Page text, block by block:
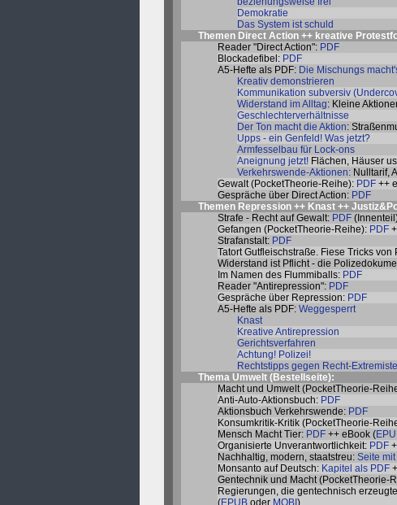
Demokratie
Das System ist schuld
Themen Direct Action ++ kreative
Reader "Direct Action": PDF
Blockadefibel: PDF
A5-Hefte als PDF: Die Mischungs
Kreativ demonstrieren
Kommunikation subversiv
Widerstand im Alltag: Kleine
Geschlechterverhältnisse
Der Ton macht die Aktion:
Upps - ein Genfeld! Was jetzt?
Armfesselbau für Lock-ons
Aneignung jetzt! Flächen, Häuser
Verkehrswende-Aktionen: Nulltarif,
Gewalt (PocketTheorie-Reihe): PDF ++
Gespräche über Direct Action: PDF
Themen Repression ++ Knast ++
Strafe - Recht auf Gewalt: PDF
Gefangen (PocketTheorie-Reihe): PDF
Strafanstalt: PDF
Tatort Gutfleischstraße. Fiese Tricks von
Widerstand ist Pflicht - die
Im Namen des Flummiballs: PDF
Reader "Antirepression": PDF
Gespräche über Repression: PDF
A5-Hefte als PDF: Weggesperrt
Knast
Kreative Antirepression
Gerichtsverfahren
Achtung! Polizei!
Rechtstipps gegen Recht-
Thema Umwelt (Bestellseite):
Macht und Umwelt (PocketTheorie-
Anti-Auto-Aktionsbuch: PDF
Aktionsbuch Verkehrswende: PDF
Konsumkritik-Kritik (PocketTheorie-
Mensch Macht Tier: PDF ++ eBook (
Organisierte Unverantwortlichkeit: PDF
Nachhaltig, modern, staatstreu: Seite
Monsanto auf Deutsch: Kapitel als PDF
Gentechnik und Macht (PocketTheorie-
Regierungen, die gentechnisch
(EPUB oder MOBI )